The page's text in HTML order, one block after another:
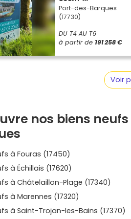
l’exposition, la surface, le
Tonnay-Charente et Échillais :
Pour te faire une idée claire
disponibles et à parcourir les
Barques
. Que ton projet soit
neuf facile à vivre, Vivre dans
disponibilités ? Explore dès
et choisir sereinement le
Port-des-Barques
(17730)
DU T4 AU T6
à partir de 191 258 €
Voir
nos biens
à Fouras (17450)
à Échillais (17620)
à Châtelaillon-Plage (17340)
à Marennes (17320)
à Saint-Trojan-les-Bains (17370)